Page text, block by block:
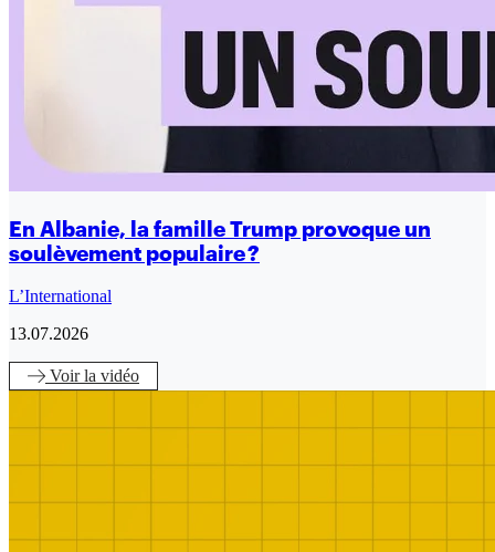
En Albanie, la famille Trump provoque un
soulèvement populaire ?
L’International
13.07.2026
Voirla vidéo